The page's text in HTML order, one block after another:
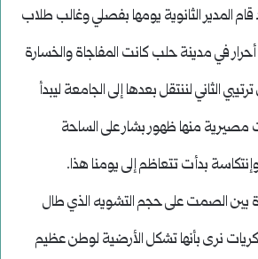
المدير الثانوية يومها بفصلي وغالب طلاب
أحرار في مدينة حلب كانت المفاجاة والخسارة
الثاني لننتقل بعدها إلى الجامعة ليبدأ
مصيرية منها ظهور بشار على الساحة
بدأت تتعاظم إلى يومنا هذا.
بين الصمت على حجم التشويه الذي طال
نرى بأنها تشكل الأرضية لوطن عظيم